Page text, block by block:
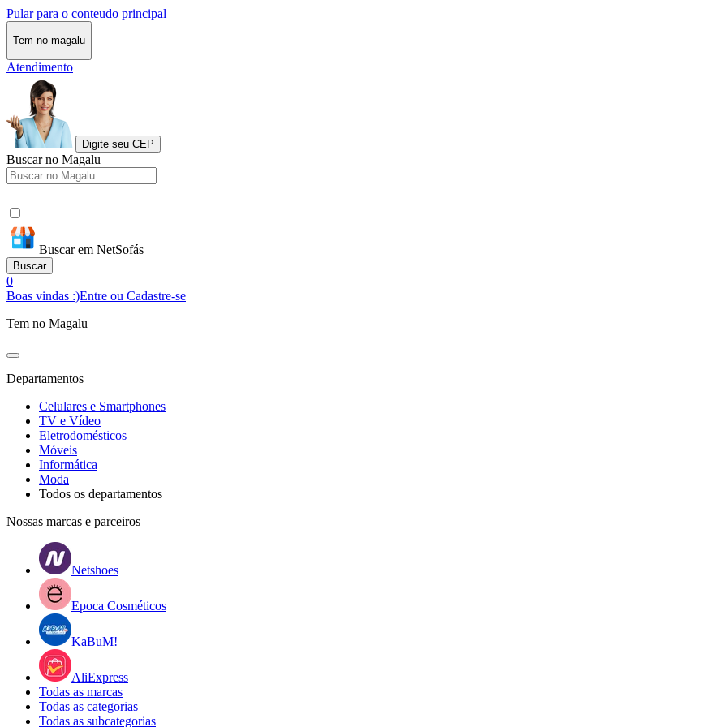
Pular para o conteudo principal
Tem no magalu
Atendimento
Digite seu CEP
Buscar no Magalu
Buscar em NetSofás
Buscar
0
Boas vindas :)Entre ou Cadastre-se
Tem no Magalu
Departamentos
Celulares e Smartphones
TV e Vídeo
Eletrodomésticos
Móveis
Informática
Moda
Todos os departamentos
Nossas marcas e parceiros
Netshoes
Epoca Cosméticos
KaBuM!
AliExpress
Todas as marcas
Todas as categorias
Todas as subcategorias